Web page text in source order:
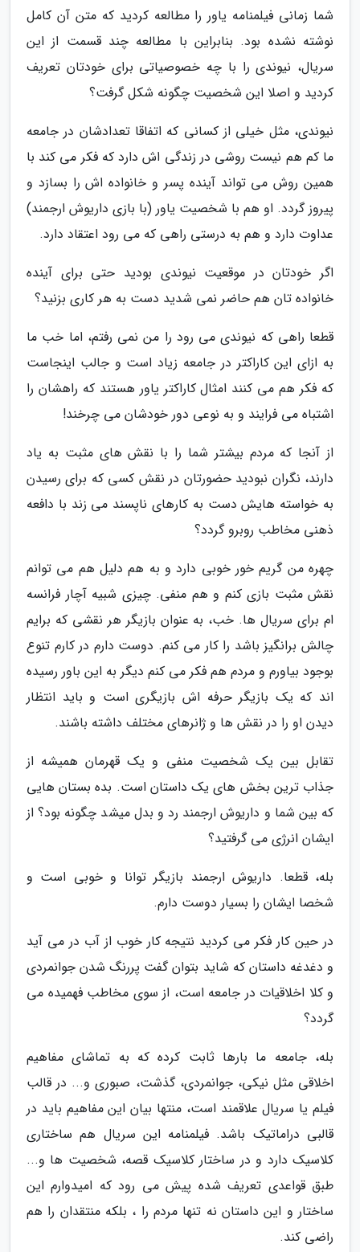
شما زمانی فیلمنامه یاور را مطالعه کردید که متن آن کامل
نوشته نشده بود. بنابراین با مطالعه چند قسمت از این
سریال، نیوندی را با چه خصوصیاتی برای خودتان تعریف
کردید و اصلا این شخصیت چگونه شکل گرفت؟
نیوندی، مثل خیلی از کسانی که اتفاقا تعدادشان در جامعه
ما کم هم نیست روشی در زندگی اش دارد که فکر می کند با
همین روش می تواند آینده پسر و خانواده اش را بسازد و
پیروز گردد. او هم با شخصیت یاور (با بازی داریوش ارجمند)
عداوت دارد و هم به درستی راهی که می رود اعتقاد دارد.
اگر خودتان در موقعیت نیوندی بودید حتی برای آینده
خانواده تان هم حاضر نمی شدید دست به هر کاری بزنید؟
قطعا راهی که نیوندی می رود را من نمی رفتم، اما خب ما
به ازای این کاراکتر در جامعه زیاد است و جالب اینجاست
که فکر هم می کنند امثال کاراکتر یاور هستند که راهشان را
اشتباه می فرایند و به نوعی دور خودشان می چرخند!
از آنجا که مردم بیشتر شما را با نقش های مثبت به یاد
دارند، نگران نبودید حضورتان در نقش کسی که برای رسیدن
به خواسته هایش دست به کارهای ناپسند می زند با دافعه
ذهنی مخاطب روبرو گردد؟
چهره من گریم خور خوبی دارد و به هم دلیل هم می توانم
نقش مثبت بازی کنم و هم منفی. چیزی شبیه آچار فرانسه
ام برای سریال ها. خب، به عنوان بازیگر هر نقشی که برایم
چالش برانگیز باشد را کار می کنم. دوست دارم در کارم تنوع
بوجود بیاورم و مردم هم فکر می کنم دیگر به این باور رسیده
اند که یک بازیگر حرفه اش بازیگری است و باید انتظار
دیدن او را در نقش ها و ژانرهای مختلف داشته باشند.
تقابل بین یک شخصیت منفی و یک قهرمان همیشه از
جذاب ترین بخش های یک داستان است. بده بستان هایی
که بین شما و داریوش ارجمند رد و بدل میشد چگونه بود؟ از
ایشان انرژی می گرفتید؟
بله، قطعا. داریوش ارجمند بازیگر توانا و خوبی است و
شخصا ایشان را بسیار دوست دارم.
در حین کار فکر می کردید نتیجه کار خوب از آب در می آید
و دغدغه داستان که شاید بتوان گفت پررنگ شدن جوانمردی
و کلا اخلاقیات در جامعه است، از سوی مخاطب فهمیده می
گردد؟
بله، جامعه ما بارها ثابت کرده که به تماشای مفاهیم
اخلاقی مثل نیکی، جوانمردی، گذشت، صبوری و... در قالب
فیلم یا سریال علاقمند است، منتها بیان این مفاهیم باید در
قالبی دراماتیک باشد. فیلمنامه این سریال هم ساختاری
کلاسیک دارد و در ساختار کلاسیک قصه، شخصیت ها و...
طبق قواعدی تعریف شده پیش می رود که امیدوارم این
ساختار و این داستان نه تنها مردم را ، بلکه منتقدان را هم
راضی کند.